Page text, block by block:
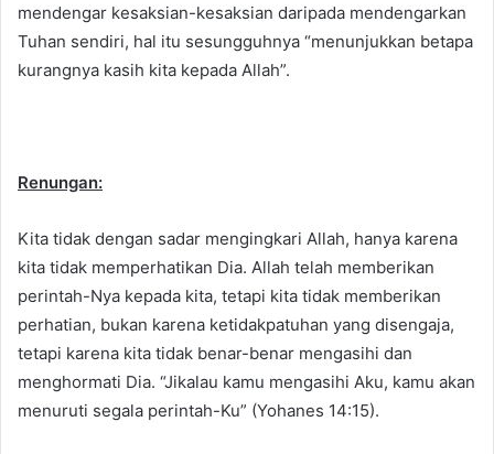
mendengar kesaksian-kesaksian daripada mendengarkan
Tuhan sendiri, hal itu sesungguhnya “menunjukkan betapa
kurangnya kasih kita kepada Allah”.
Renungan:
Kita tidak dengan sadar mengingkari Allah, hanya karena
kita tidak memperhatikan Dia. Allah telah memberikan
perintah-Nya kepada kita, tetapi kita tidak memberikan
perhatian, bukan karena ketidakpatuhan yang disengaja,
tetapi karena kita tidak benar-benar mengasihi dan
menghormati Dia. “Jikalau kamu mengasihi Aku, kamu akan
menuruti segala perintah-Ku” (Yohanes 14:15).